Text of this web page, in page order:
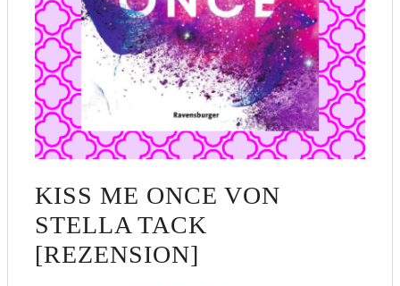
KISS ME ONCE VON
STELLA TACK
[REZENSION]